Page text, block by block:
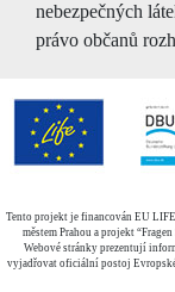
nebezpečných
právo občanů
Tento projekt je financován EU
městem Prahou a projekt
Webové stránky prezentují
vyjadřovat oficiální postoj